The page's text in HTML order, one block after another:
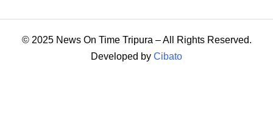
© 2025 News On Time Tripura – All Rights Reserved.
Developed by Cibato